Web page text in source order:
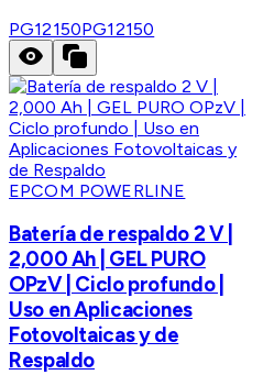
PG12150PG12150
EPCOM POWERLINE
Batería de respaldo 2 V |
2,000 Ah | GEL PURO
OPzV | Ciclo profundo |
Uso en Aplicaciones
Fotovoltaicas y de
Respaldo